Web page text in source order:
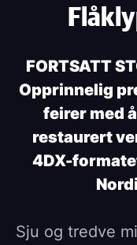
FORTSATT
Opprinnelig
feirer med
restaurert
4DX-
Sju og tredve